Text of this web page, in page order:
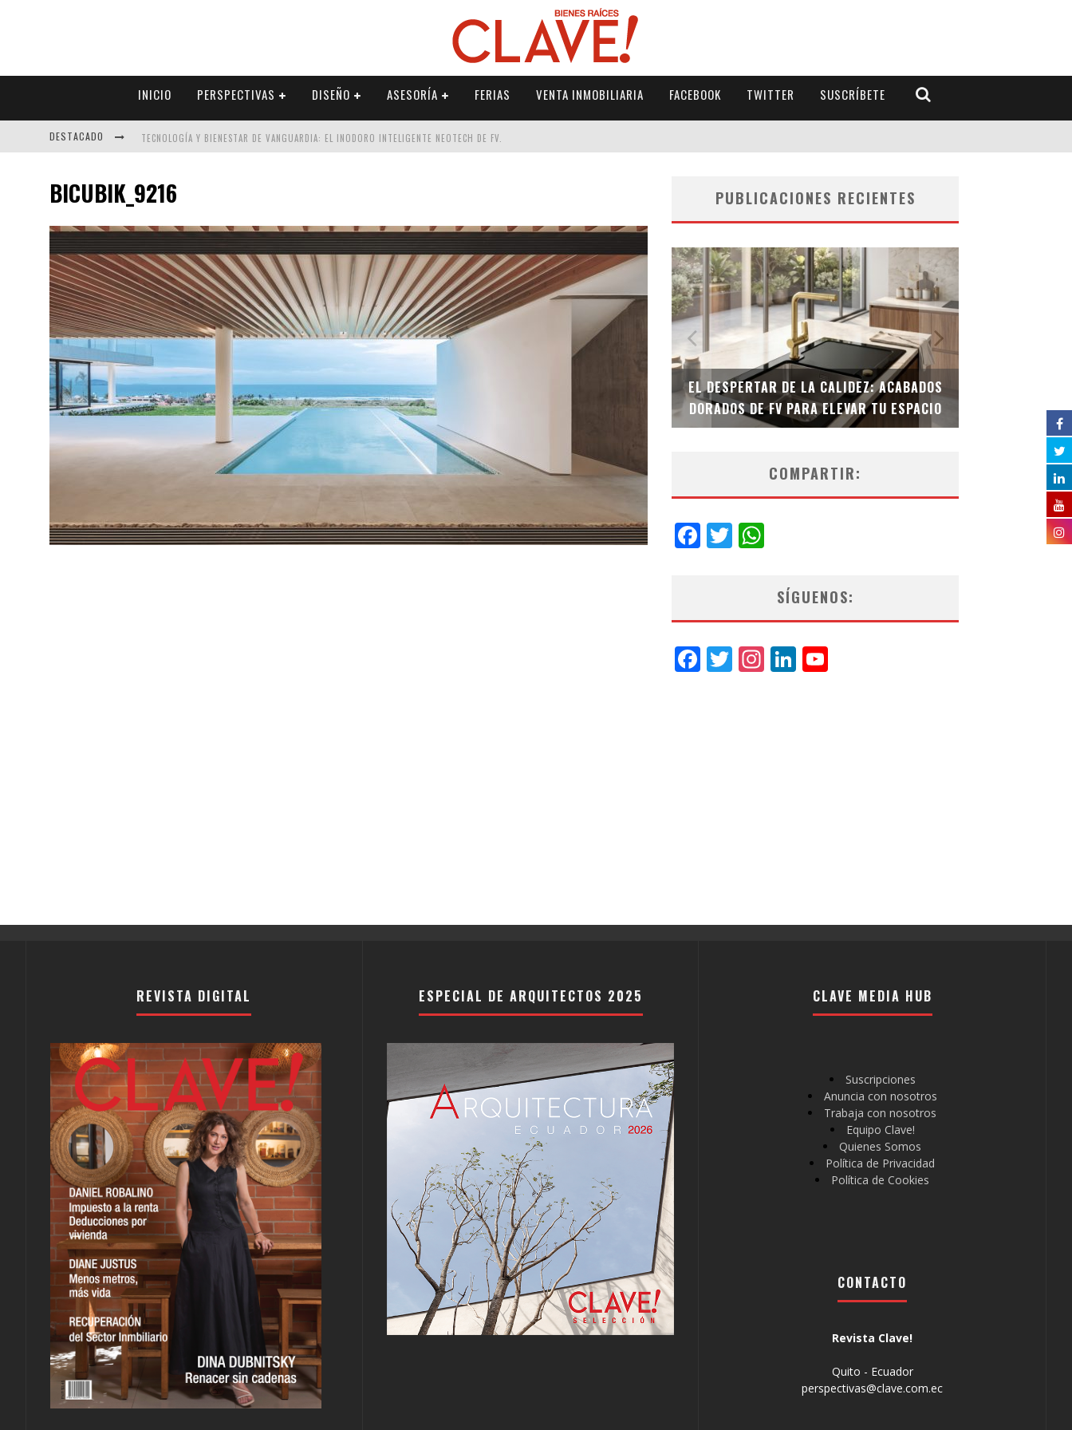
INICIO PERSPECTIVAS DISEÑO ASESORÍA FERIAS VENTA INMOBILIARIA FACEBOOK TWITTER SUSCRÍBETE
DESTACADO TECNOLOGÍA Y BIENESTAR DE VANGUARDIA: EL INODORO INTELIGENTE NEOTECH DE FV.
ALEXANDRA BEDOYA – LA CONSTANCIA DETRÁS DE LA PALETERÍA
EL DESPERTAR DE LA CALIDEZ: ACABADOS DORADOS DE FV PARA ELEVAR TU ESPACIO
BICUBIK_9216 PUBLICACIONES RECIENTES
SAINT-GOBAIN IMPTEK – XI CONVENCIÓN
EL DESPERTAR DE LA CALIDEZ: ACABADOS
DORADOS DE FV PARA ELEVAR TU ESPACIO
EL INODORO
COMPARTIR:
Facebook
Twitter
SÍGUENOS:
Facebook
Twitter
Instagram
LinkedIn
REVISTA DIGITAL ESPECIAL DE ARQUITECTOS 2025 CLAVE MEDIA HUB
Suscripciones
Anuncia con nosotros
Trabaja con nosotros
Equipo Clave!
Quienes Somos
Política de Privacidad
Política de Cookies
CONTACTO
Revista Clave!
Quito - Ecuador
perspectivas@clave.com.ec